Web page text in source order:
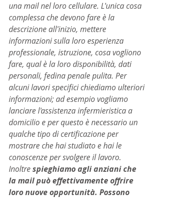
una mail nel loro cellulare. L'unica cosa
complessa che devono fare è la
descrizione all'inizio, mettere
informazioni sulla loro esperienza
professionale, istruzione, cosa vogliono
fare, qual è la loro disponibilità, dati
personali, fedina penale pulita. Per
alcuni lavori specifici chiediamo ulteriori
informazioni; ad esempio vogliamo
lanciare l'assistenza infermieristica a
domicilio e per questo è necessario un
qualche tipo di certificazione per
mostrare che hai studiato e hai le
conoscenze per svolgere il lavoro.
Inoltre spieghiamo agli anziani che
la mail può effettivamente offrire
loro nuove opportunità. Possono